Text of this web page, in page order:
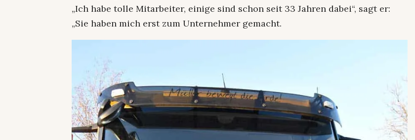
„Ich habe tolle Mitarbeiter, einige sind schon seit 33 Jahren dabei“, sagt er:
„Sie haben mich erst zum Unternehmer gemacht.